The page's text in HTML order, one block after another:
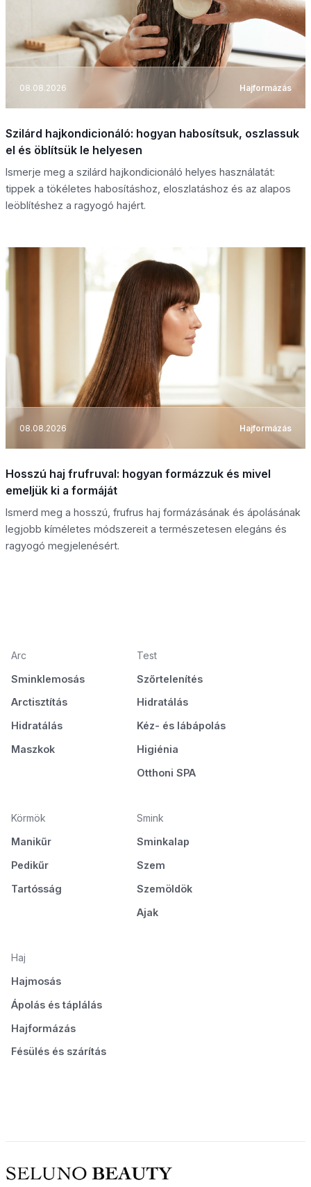
08.08.2026 Hajformázás
Szilárd hajkondicionáló: hogyan habosítsuk, oszlassuk
el és öblítsük le helyesen
Ismerje meg a szilárd hajkondicionáló helyes használatát:
tippek a tökéletes habosításhoz, eloszlatáshoz és az alapos
leöblítéshez a ragyogó hajért.
08.08.2026 Hajformázás
Hosszú haj frufruval: hogyan formázzuk és mivel
emeljük ki a formáját
Ismerd meg a hosszú, frufrus haj formázásának és ápolásának
legjobb kíméletes módszereit a természetesen elegáns és
ragyogó megjelenésért.
Arc
Sminklemosás
Arctisztítás
Hidratálás
Maszkok
Test
Szőrtelenítés
Hidratálás
Kéz- és lábápolás
Higiénia
Otthoni SPA
Körmök
Manikűr
Pedikűr
Tartósság
Smink
Sminkalap
Szem
Szemöldök
Ajak
Haj
Hajmosás
Ápolás és táplálás
Hajformázás
Fésülés és szárítás